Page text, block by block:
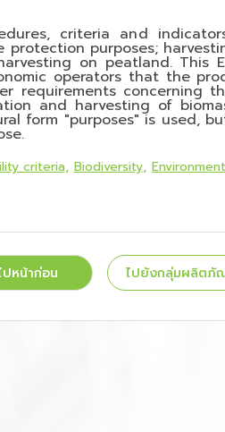
criteria and
purposes;
on peatland. This
operators that the
concerning
and harvesting of
form "purposes" is used,
criteria Biodiversity
หน้าก่อน ไปยังกลุ่มผลิตภั